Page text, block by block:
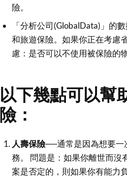
險。
「分析公司(GlobalData)」的
和旅遊保險。如果你正在考慮
慮：是否可以不使用被保險的
以下幾點可以幫
險：
人壽保險──通常是因為想要
務。 問題是：如果你離世而沒
案是否定的，則如果你有能力